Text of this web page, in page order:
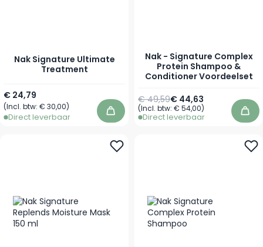
Nak Signature Ultimate
Treatment
Vanaf
€ 24,79
(Incl. btw: € 30,00)
Direct leverbaar In winkelwagen
Nak - Signature Complex
Protein Shampoo &
Conditioner Voordeelset
€ 44,63
€ 49,59
(Incl. btw: € 54,00)
Direct leverbaar In